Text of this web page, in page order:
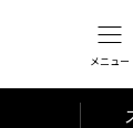
メニュー